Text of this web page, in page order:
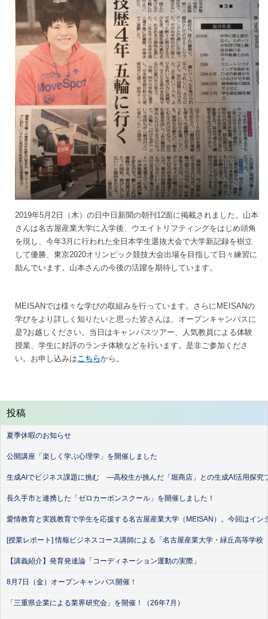
2019年5月2日（木）の日中日新聞の朝刊12面に掲載されました。山本
さんは名古屋産業大学に入学後、ウエイトリフティングをはじめ頭角
を現し、今年3月に行われた全日本学生選抜大会で大学新記録を樹立
して優勝、東京2020オリンピック競技大会出場を目指して日々練習に
励んでいます。山本さんの今後の活躍を期待しています。
MEISANでは様々な学びの取組みを行っています。さらにMEISANの
学びをより詳しく知りたいと思った皆さんは、オープンキャンパスに
是?お越しください。当日はキャンパスツアー、人気教員による体験
授業、学生に好評のランチ体験などを行います。是非ご参加くださ
い。お申し込みはこちらから。
投稿
夏季休暇のお知らせ
公開講座「楽しく学ぶ心理学」を開催しました
生成AIでビジネス課題に挑む ―高校生が挑んだ「堀商店」との生成AI活用探究
長久手市と連携した「ゼロカーボンスクール」を開催しました！
愛情教育と実践教育で学生を応援する名古屋産業大学（MEISAN）。今回はイ
[授業レポート] 情報ビジネスコース講師による「名古屋産業大学・緑丘高等学
【講義紹介】発育発達論「コーディネーション運動の実際」
8月7日（金）オープンキャンパス開催！
「三重県企業による業界研究会」を開催！（26年7月）